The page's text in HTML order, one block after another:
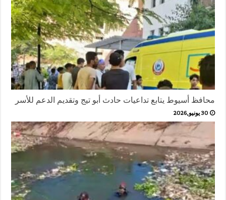
محافظ أسيوط يتابع تداعيات حادث أبو تيج وتقديم الدعم للأسر
30 يونيو,2026